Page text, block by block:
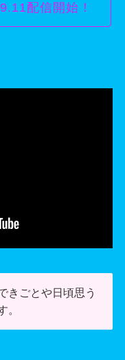
配信開始！
きごとや日頃思う
。